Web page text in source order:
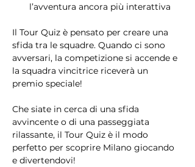
l’avventura ancora più interattiva
Il Tour Quiz è pensato per creare una
sfida tra le squadre. Quando ci sono
avversari, la competizione si accende e
la squadra vincitrice riceverà un
premio speciale!
Che siate in cerca di una sfida
avvincente o di una passeggiata
rilassante, il Tour Quiz è il modo
perfetto per scoprire Milano giocando
e divertendovi!